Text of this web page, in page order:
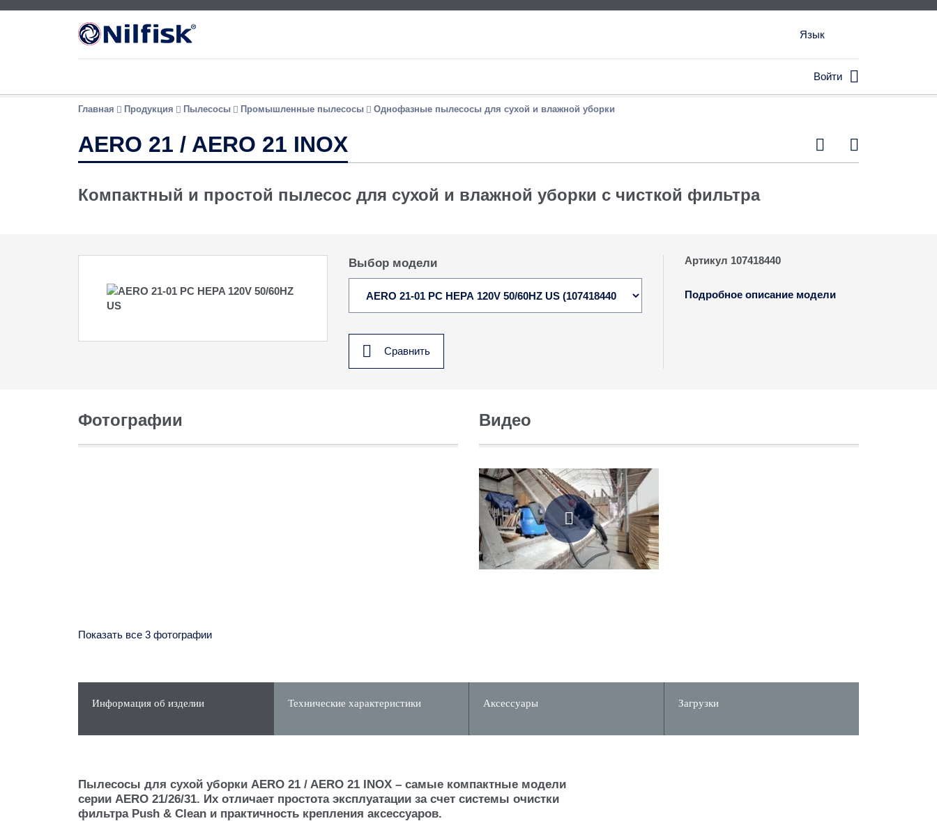
Язык
Войти 
Главная Продукция Пылесосы Промышленные пылесосы Однофазные пылесосы для сухой и влажной уборки
AERO 21 / AERO 21 INOX  
Компактный и простой пылесос для сухой и влажной уборки с чисткой фильтра
Выбор модели
Сравнить
Артикул 107418440
Подробное описание модели
Фотографии
Показать все 3 фотографии
Видео

Информация об изделии Технические характеристики Аксессуары Загрузки
Пылесосы для сухой уборки AERO 21 / AERO 21 INOX – самые компактные модели
серии AERO 21/26/31. Их отличает простота эксплуатации за счет системы очистки
фильтра Push & Clean и практичность крепления аксессуаров.